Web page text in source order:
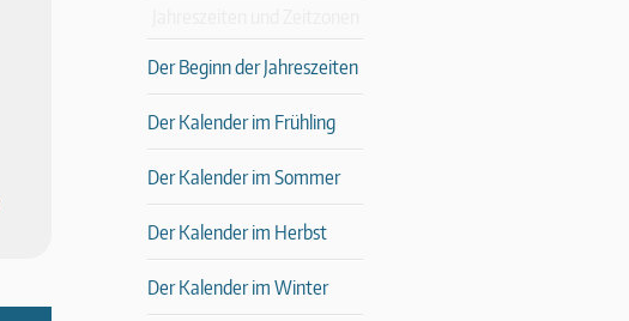
Der Beginn der Jahreszeiten
Der Kalender im Frühling
Der Kalender im Sommer
Der Kalender im Herbst
Der Kalender im Winter